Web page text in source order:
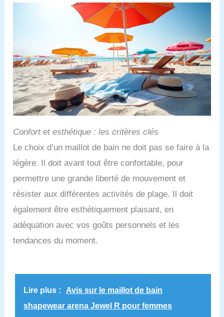
Confort et esthétique : les critères clés
Le choix d’un maillot de bain ne doit pas se faire à la
légère. Il doit avant tout être confortable, pour
permettre une grande liberté de mouvement et
résister aux différentes activités de plage. Il doit
également être esthétiquement plaisant, en
adéquation avec vos goûts personnels et les
tendances du moment.
Lire plus :
Avis sur le maillot de bain
shapewear arena Jewel R pour femmes